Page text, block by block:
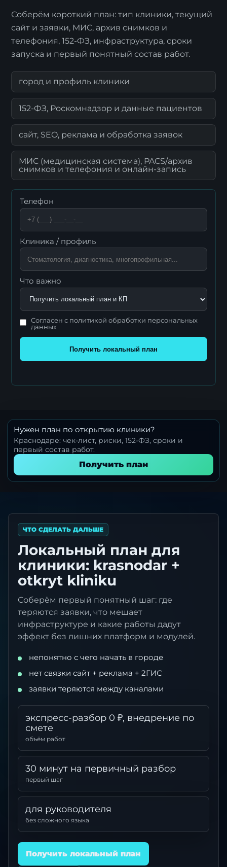
Соберём короткий план: тип клиники, текущий
сайт и заявки, МИС, архив снимков и
телефония, 152-ФЗ, инфраструктура, сроки
запуска и первый понятный состав работ.
город и профиль клиники
152-ФЗ, Роскомнадзор и данные пациентов
сайт, SEO, реклама и обработка заявок
МИС (медицинская система), PACS/архив
снимков и телефония и онлайн-запись
Телефон
Клиника / профиль
Что важно
Согласен с политикой обработки персональных
данных
Получить локальный план
Нужен план по открытию клиники?
Краснодаре: чек-лист, риски, 152-ФЗ, сроки и
первый состав работ.
Получить план
ЧТО СДЕЛАТЬ ДАЛЬШЕ
Локальный план для
клиники: krasnodar +
otkryt kliniku
Соберём первый понятный шаг: где
теряются заявки, что мешает
инфраструктуре и какие работы дадут
эффект без лишних платформ и модулей.
непонятно с чего начать в городе
нет связки сайт + реклама + 2ГИС
заявки теряются между каналами
экспресс-разбор 0 ₽, внедрение по
смете
объём работ
30 минут на первичный разбор
первый шаг
для руководителя
без сложного языка
Получить локальный план